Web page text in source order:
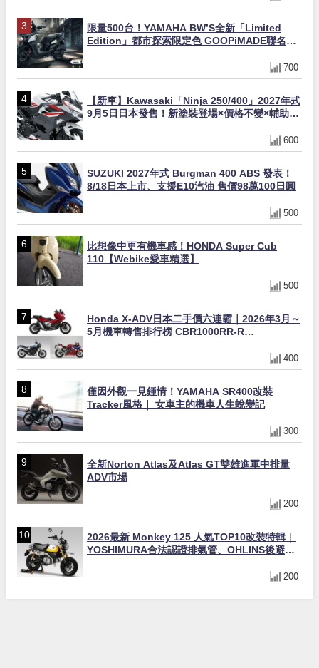
限量500台！YAMAHA BW’S全新「Limited
Edition」都市探索限定色 GOOPiMADE聯名包
700
【新車】Kawasaki「Ninja 250/400」2027年式
9月5日日本發售！新塗裝登場×價格不變×輔助滑
600
SUZUKI 2027年式 Burgman 400 ABS 發表！
8/18日本上市、支援E10汽油 售價98萬100日圓
500
比想像中更有機車感！HONDA Super Cub
110【Webike愛車精選】
500
Honda X-ADV日本二手價六連霸｜2026年3月～
5月機車轉售排行榜 CBR1000RR-R
400
僅因外觀一見鍾情！YAMAHA SR400改裝
Tracker風格｜ 女車主的機車人生蛻變記
300
全新Norton Atlas及Atlas GT雙雄進軍中排量
ADV市場
200
2026最新 Monkey 125 人氣TOP10改裝特輯｜
YOSHIMURA合法認證排氣管、OHLINS後避
200